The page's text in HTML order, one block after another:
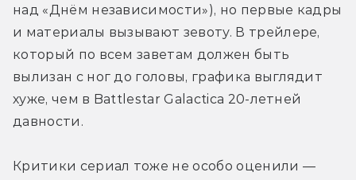
над «Днём независимости»), но первые кадры
и материалы вызывают зевоту. В трейлере,
который по всем заветам должен быть
вылизан с ног до головы, графика выглядит
хуже, чем в Battlestar Galactica 20-летней
давности.
Критики сериал тоже не особо оценили —